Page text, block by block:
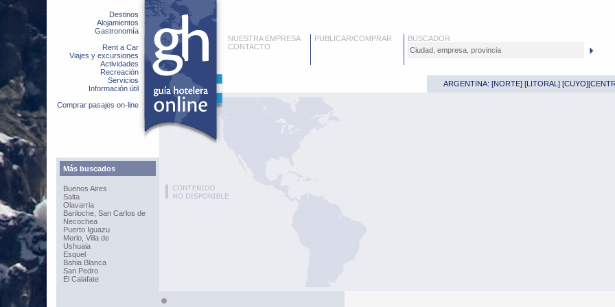
Destinos
Alojamientos
Gastronomía
Rent a Car
Viajes y excursiones
Actividades
Recreación
Servicios
Información útil
Comprar pasajes on-line
Más buscados
Buenos Aires
Salta
Olavarria
Bariloche, San Carlos de
Necochea
Puerto Iguazu
Merlo, Villa de
Ushuaia
Esquel
Bahia Blanca
San Pedro
El Calafate
NUESTRA EMPRESA
CONTACTO
PUBLICAR/COMPRAR BUSCADOR
ARGENTINA: [NORTE] [LITORAL ] [CUYO][